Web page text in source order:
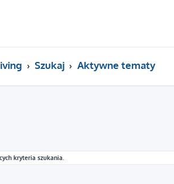
Szukaj Aktywne tematy
kryteria szukania.